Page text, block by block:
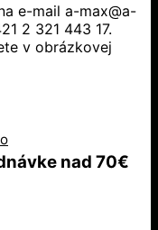
e-mail a-max@a-
2 321 443 17.
v obrázkovej
nad 70€